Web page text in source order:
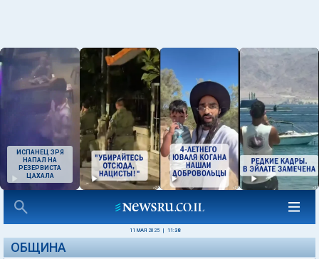
ИСПАНЕЦ ЗРЯ
НАПАЛ НА
РЕЗЕРВИСТА
ЦАХАЛА
11 МАЯ 2025 11:38
ОБЩИНА